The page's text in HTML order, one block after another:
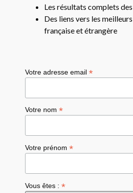
Les résultats complets
Des liens vers les
française et étrangère
Votre adresse email*
Votre nom*
Votre prénom*
Vous êtes :*